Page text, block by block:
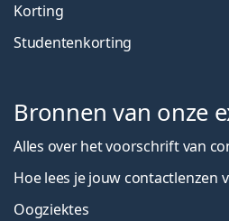
Korting
Studentenkorting
Bronnen van onze
Alles over het voorschrift van
Hoe lees je jouw contactlenzen
Oogziektes